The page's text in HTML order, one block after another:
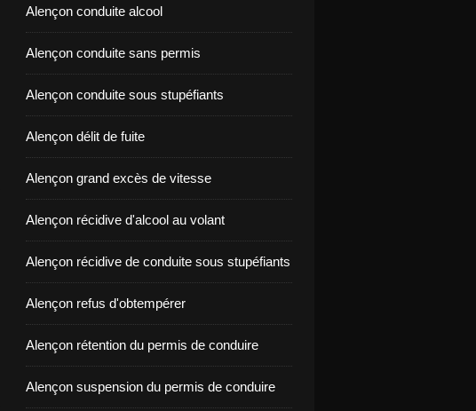
Alençon conduite alcool
​​​​​​​Alençon conduite sans permis
Alençon conduite sous stupéfiants
Alençon délit de fuite
Alençon grand excès de vitesse
Alençon récidive d'alcool au volant
Alençon récidive de conduite sous stupéfiants
Alençon refus d'obtempérer
Alençon rétention du permis de conduire
Alençon suspension du permis de conduire